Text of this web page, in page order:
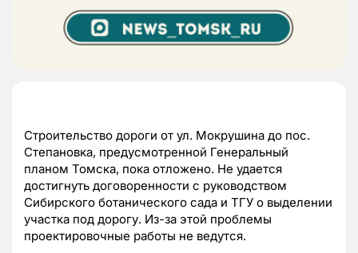
Строительство дороги от ул. Мокрушина до пос.
Степановка, предусмотренной Генеральный
планом Томска, пока отложено. Не удается
достигнуть договоренности с руководством
Сибирского ботанического сада и ТГУ о выделении
участка под дорогу. Из-за этой проблемы
проектировочные работы не ведутся.